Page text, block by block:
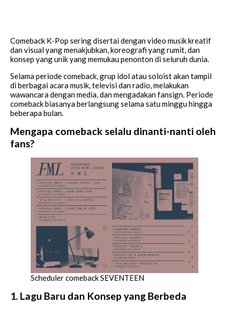
Comeback K-Pop sering disertai dengan video musik kreatif
dan visual yang menakjubkan, koreografi yang rumit, dan
konsep yang unik yang memukau penonton di seluruh dunia.
Selama periode comeback, grup idol atau soloist akan tampil
di berbagai acara musik, televisi dan radio, melakukan
wawancara dengan media, dan mengadakan fansign. Periode
comeback biasanya berlangsung selama satu minggu hingga
beberapa bulan.
Mengapa comeback selalu dinanti-nanti oleh
fans?
Scheduler comeback SEVENTEEN
1. Lagu Baru dan Konsep yang Berbeda